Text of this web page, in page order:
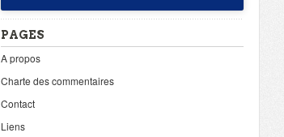
PAGES
A propos
Charte des commentaires
Contact
Liens